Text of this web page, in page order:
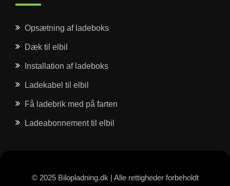
Opsætning af ladeboks
Dæk til elbil
Installation af ladeboks
Ladekabel til elbil
Få ladebrik med på farten
Ladeabonnement til elbil
© 2025 Bilopladning.dk | Alle rettigheder forbeholdt